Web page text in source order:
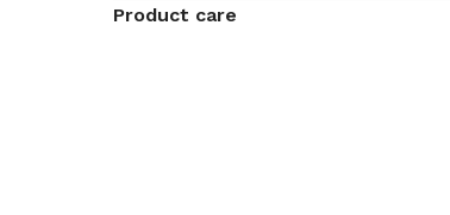
Product care